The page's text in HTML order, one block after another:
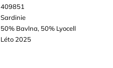
409851
Sardinie
50% Bavlna, 50% Lyocell
Léto 2025